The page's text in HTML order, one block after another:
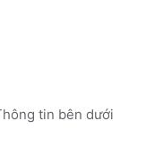
tin bên dưới